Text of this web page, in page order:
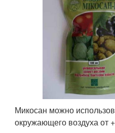
Микосан можно
окружающего воздуха от